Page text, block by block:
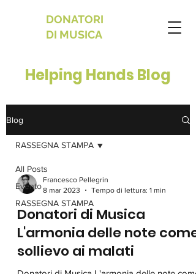
DONATORI
DI MUSICA
Helping Hands Blog
Blog
All Posts
Evento
RASSEGNA STAMPA
RASSEGNA STAMPA
Francesco Pellegrin
8 mar 2023
Tempo di lettura: 1 min
Donatori di Musica
L'armonia delle note come
sollievo ai malati